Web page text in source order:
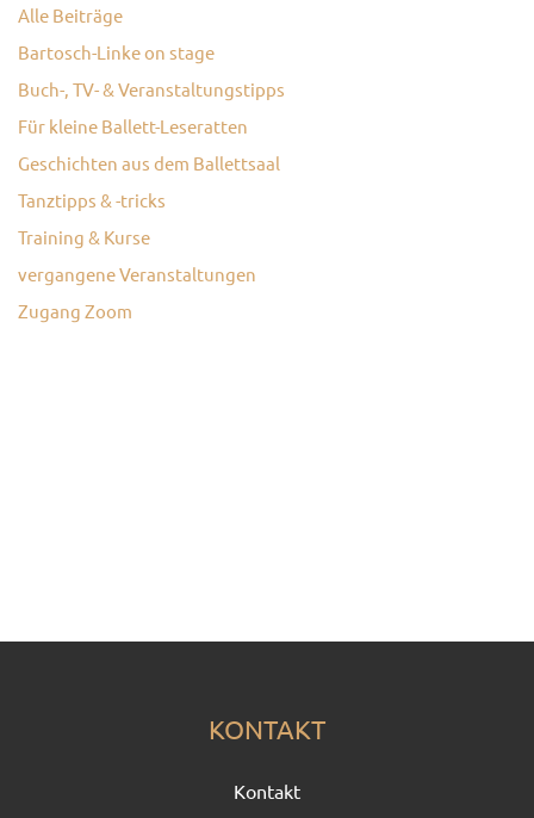
Alle Beiträge
Bartosch-Linke on stage
Buch-, TV- & Veranstaltungstipps
Für kleine Ballett-Leseratten
Geschichten aus dem Ballettsaal
Tanztipps & -tricks
Training & Kurse
vergangene Veranstaltungen
Zugang Zoom
KONTAKT
Kontakt